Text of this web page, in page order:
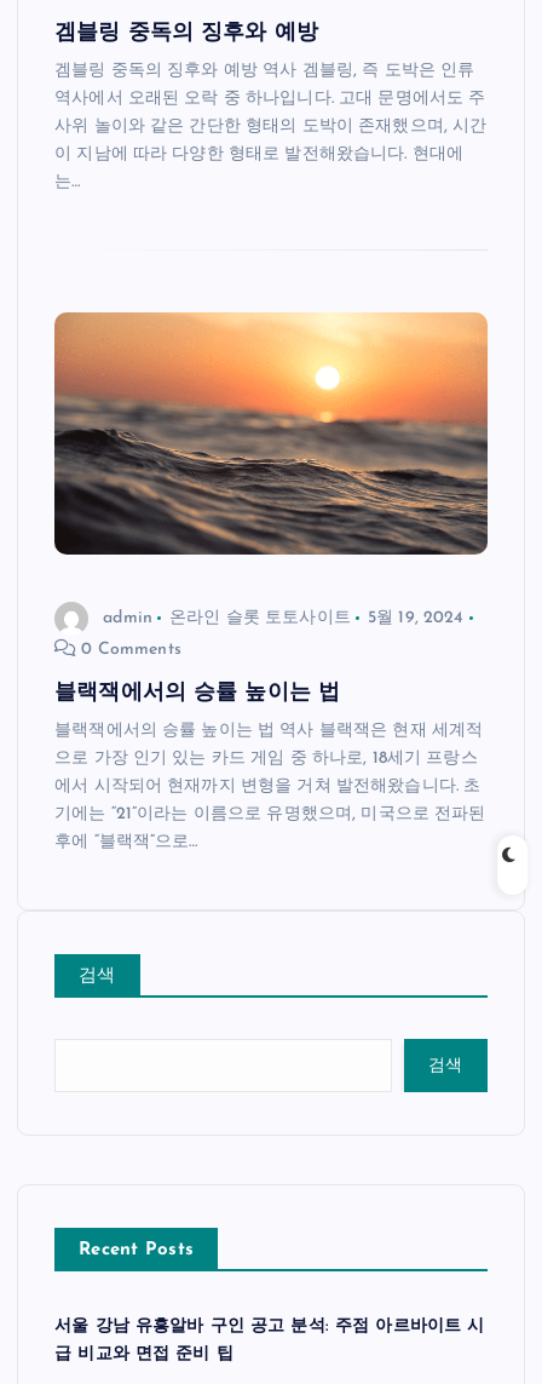
겜블링 중독의 징후와 예방
겜블링 중독의 징후와 예방 역사 겜블링, 즉 도박은 인류
역사에서 오래된 오락 중 하나입니다. 고대 문명에서도 주
사위 놀이와 같은 간단한 형태의 도박이 존재했으며, 시간
이 지남에 따라 다양한 형태로 발전해왔습니다. 현대에
는…
admin 온라인 슬롯 토토사이트
5월 19, 2024
0 Comments
블랙잭에서의 승률 높이는 법
블랙잭에서의 승률 높이는 법 역사 블랙잭은 현재 세계적
으로 가장 인기 있는 카드 게임 중 하나로, 18세기 프랑스
에서 시작되어 현재까지 변형을 거쳐 발전해왔습니다. 초
기에는 “21”이라는 이름으로 유명했으며, 미국으로 전파된
후에 “블랙잭”으로…
검색
검색
Recent Posts
서울 강남 유흥알바 구인 공고 분석: 주점 아르바이트 시
급 비교와 면접 준비 팁